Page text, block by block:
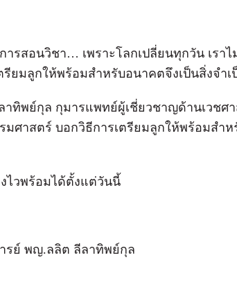
รสอนวิชา… เพราะโลกเปลี่ยนทุกวัน เรา
รียมลูกให้พร้อมสำหรับอนาคตจึงเป็นสิ่งจำ
าทิพย์กุล กุมารแพทย์ผู้เชี่ยวชาญด้านเวชศ
ศาสตร์ บอกวิธีการเตรียมลูกให้พร้อมสำ
ไวพร้อมได้ตั้งแต่วันนี้
ารย์ พญ.ลลิต ลีลาทิพย์กุล